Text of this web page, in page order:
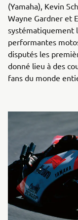
(Yamaha), Kevin
Wayne Gardner et
systématiquement
performantes
disputés les
donné lieu à des
fans du monde